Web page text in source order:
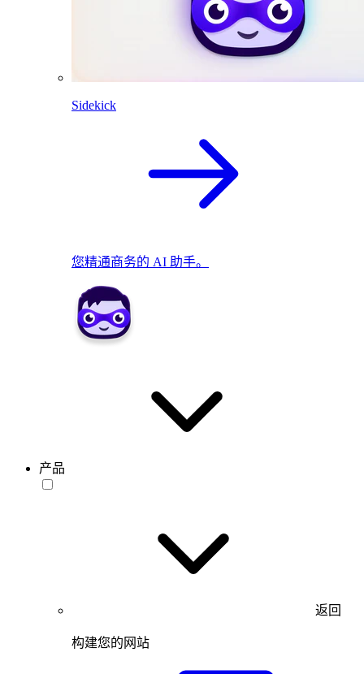
Sidekick
您精通商务的 AI 助手。
产品
返回
构建您的网站